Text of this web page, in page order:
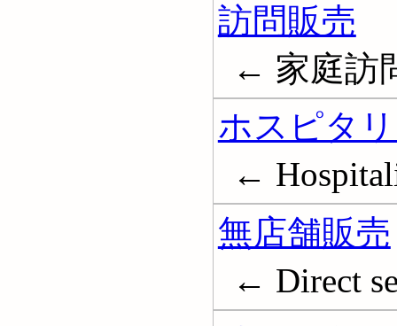
訪問販売
← 家庭訪
ホスピタ
←
無店舗販売
← Direct